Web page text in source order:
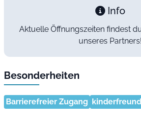
Info
Aktuelle Öffnungszeiten findest
unseres Partners!
Besonderheiten
Barrierefreier Zugang